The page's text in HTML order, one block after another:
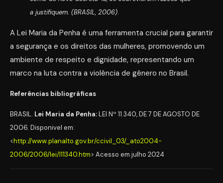
a justifiquem. (BRASIL, 2006).
A Lei Maria da Penha é uma ferramenta crucial para garantir
a segurança e os direitos das mulheres, promovendo um
ambiente de respeito e dignidade, representando um
marco na luta contra a violência de gênero no Brasil.
Referências bibliográficas
BRASIL. Lei Maria da Penha:LEI Nº 11.340, DE 7 DE AGOSTO DE
2006. Disponivel em:
<http://www.planalto.gov.br/ccivil_03/_ato2004-
2006/2006/lei/l11340.htm> Acesso em julho 2024